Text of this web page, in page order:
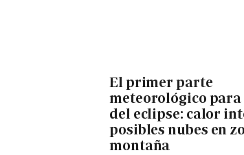
El primer parte
meteorológico para
del eclipse: calor
posibles nubes en
montaña